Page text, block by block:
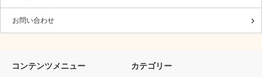
お問い合わせ
コンテンツメニュー カテゴリー